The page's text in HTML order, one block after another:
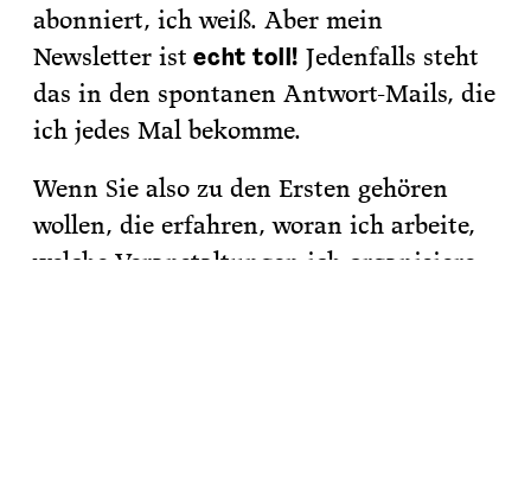
abonniert, ich weiß. Aber mein
Newsletter ist echt toll! Jedenfalls steht
das in den spontanen Antwort-Mails, die
ich jedes Mal bekomme.
Wenn Sie also zu den Ersten gehören
wollen, die erfahren, woran ich arbeite,
welche Veranstaltungen ich organisiere